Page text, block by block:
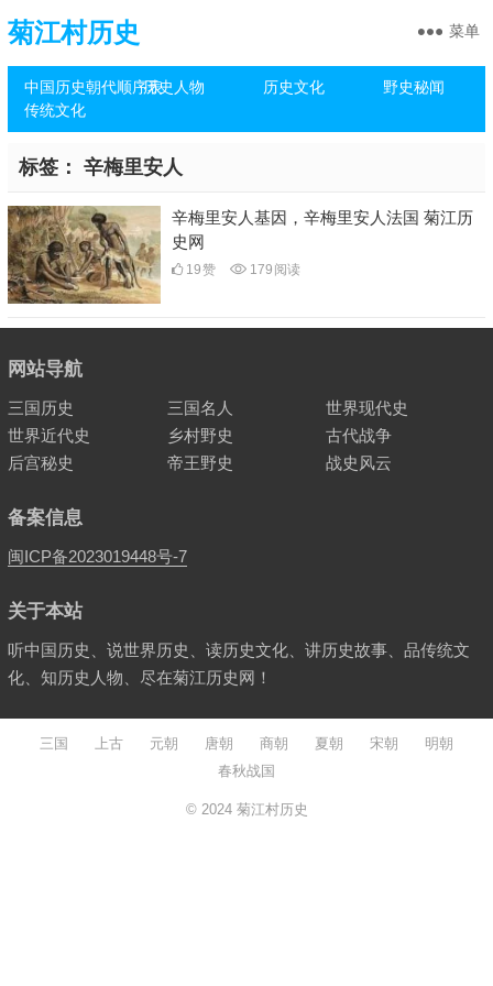
菊江村历史
中国历史朝代顺序表历史人物 历史文化
野史秘闻
传统文化
菜单
标签： 辛梅里安人
辛梅里安人基因，辛梅里安人法国 菊江历
史网
19赞 179 阅读
网站导航
三国历史 三国名人
世界现代史
世界近代史
乡村野史
古代战争
后宫秘史
帝王野史 战史风云
备案信息
闽ICP备2023019448号-7
关于本站
听中国历史、说世界历史、读历史文化、讲历史故事、品传统文
化、知历史人物、尽在菊江历史网！
三国 上古 元朝 唐朝 商朝 夏朝 宋朝
明朝
春秋战国
© 2024 菊江村历史